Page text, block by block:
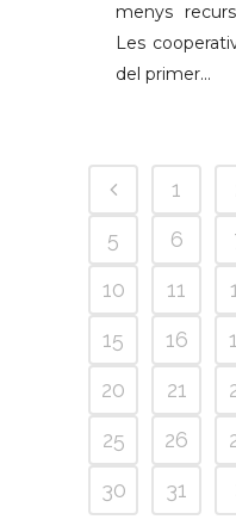
menys
Les
del primer...
1
5
6
10
11
15
16
20
21
25
26
30
31